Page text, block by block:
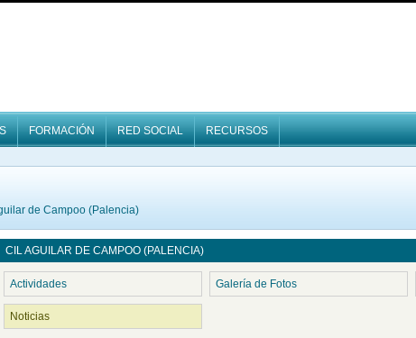
FORMACIÓN RED SOCIAL RECURSOS
de Campoo (Palencia)
CIL AGUILAR DE CAMPOO (PALENCIA)
Actividades Galería de Fotos
Noticias